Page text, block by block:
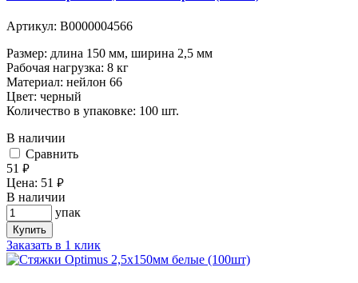
Артикул: В0000004566
Размер: длина 150 мм, ширина 2,5 мм
Рабочая нагрузка: 8 кг
Материал: нейлон 66
Цвет: черный
Количество в упаковке: 100 шт.
В наличии
Cравнить
51
руб.
Цена: 51 руб.
В наличии
упак
Купить
Заказать в 1 клик